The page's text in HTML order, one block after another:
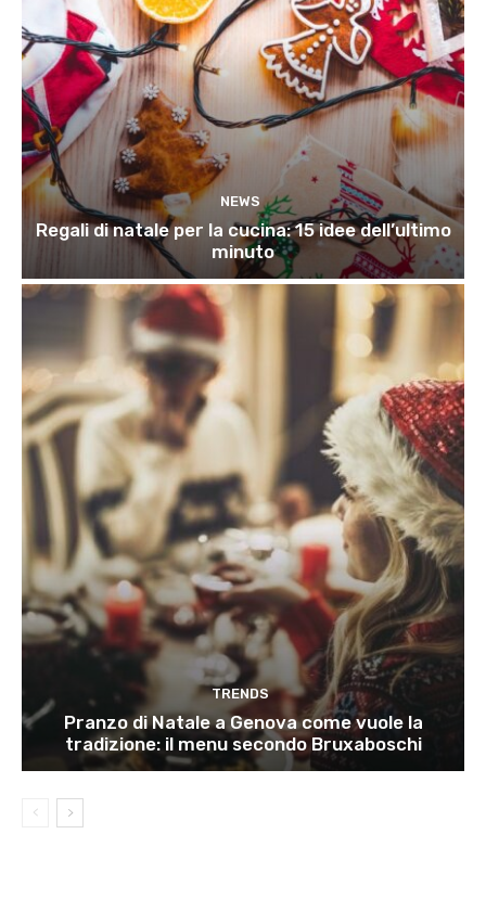
NEWS
Regali di natale per la cucina: 15 idee dell’ultimo
minuto
TRENDS
Pranzo di Natale a Genova come vuole la
tradizione: il menu secondo Bruxaboschi